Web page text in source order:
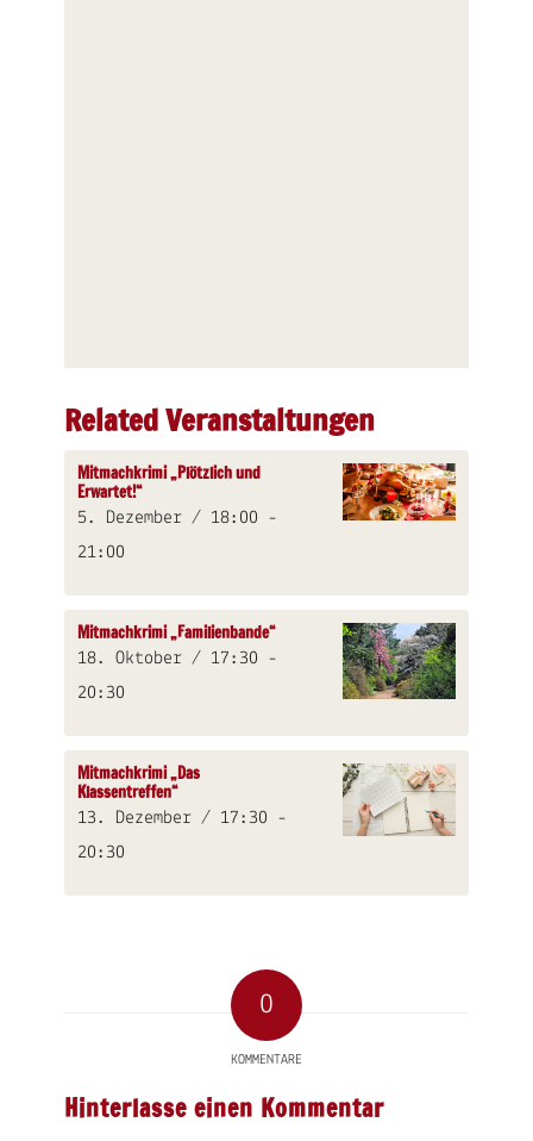
Related Veranstaltungen
Mitmachkrimi „Plötzlich und
Erwartet!“
5. Dezember / 18:00 -
21:00
Mitmachkrimi „Familienbande“
18. Oktober / 17:30 -
20:30
Mitmachkrimi „Das
Klassentreffen“
13. Dezember / 17:30 -
20:30
0
KOMMENTARE
Hinterlasse einen Kommentar